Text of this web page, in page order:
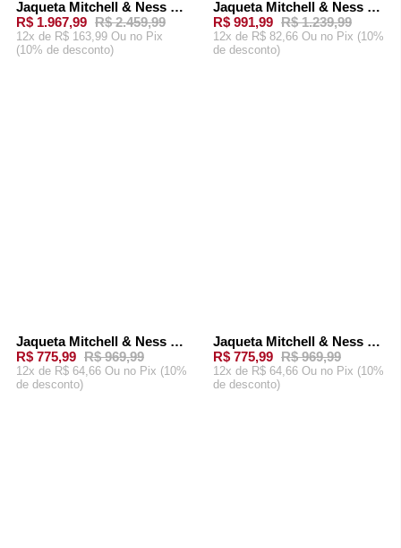
-20%
Jaqueta Mitchell & Ness Slap Sticker Dupla Face Boston Celtics Preta
R$ 1.967,99 R$ 2.459,99
12x de R$ 163,99 Ou no Pix
(10% de desconto)
-20%
Jaqueta Mitchell & Ness Surprise Windbreaker San Antonio Spurs Preta
R$ 991,99 R$ 1.239,99
12x de R$ 82,66 Ou no Pix (10%
de desconto)
-20%
Jaqueta Mitchell & Ness NBA Throw It Back Full Zip Windbreaker Los Angeles Lakers Preta
R$ 775,99 R$ 969,99
12x de R$ 64,66 Ou no Pix (10%
de desconto)
-20%
Jaqueta Mitchell & Ness NBA Throw It Back Full Zip Windbreaker Golden State Warriors Azul Royal
R$ 775,99 R$ 969,99
12x de R$ 64,66 Ou no Pix (10%
de desconto)